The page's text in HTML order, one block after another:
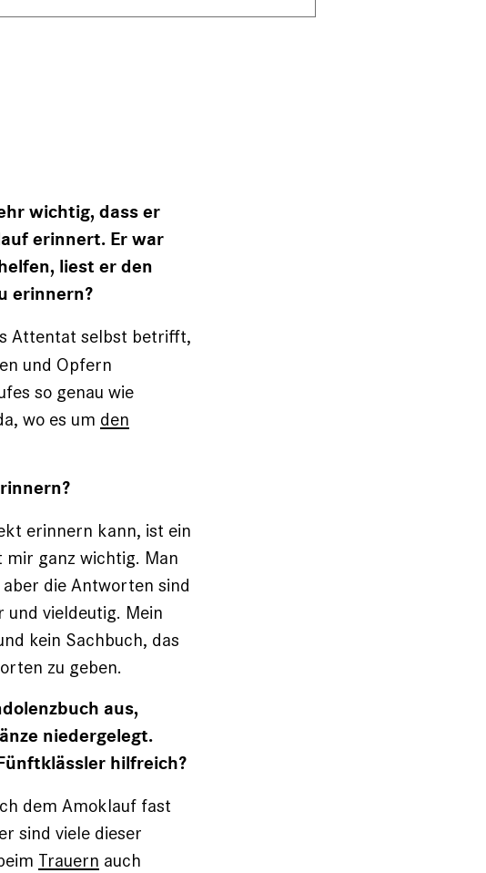
wichtig, dass er
erinnert. Er war
liest er den
erinnern?
Attentat selbst betrifft,
und Opfern
so genau wie
wo es um den
erinnern kann, ist ein
mir ganz wichtig. Man
die Antworten sind
vieldeutig. Mein
kein Sachbuch, das
zu geben.
aus,
niedergelegt.
hilfreich?
dem Amoklauf fast
sind viele dieser
Trauern auch